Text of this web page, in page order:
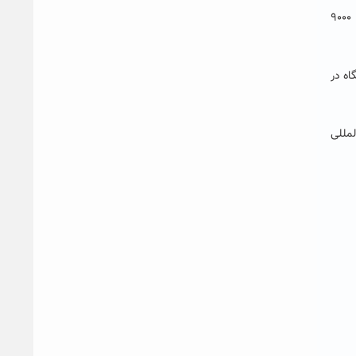
گفت: دانشگاه حکیم سبزواری به عنوان قطب علمی شمال شرق کشور با ییش از ۱۰۰ رشته آموزشی، حدود ۳۰۰ عضو هیئت علمی و بالغ بر ۹۰۰۰
در
بین المللی